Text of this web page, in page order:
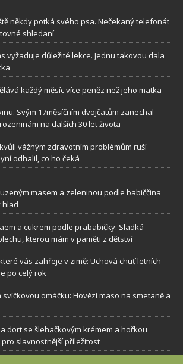
někdy potká svého psa. Nečekaný telefonát
shledaní
vyžaduje důležité lekce. Jednu takovou dala
každý měsíc více peněz než jeho matka
Svým 17měsíčním dvojčatům zanechal
na dalších 30 let života
vážným zdravotním problémům ruší
odhalil, co ho čeká
masem a zeleninou podle babiččina
hlad
a cukrem podle prababičky: Sladká
kterou mám v paměti z dětství
vás zahřeje v zimě: Uchová chuť letních
po celý rok
omáčku: Hovězí maso na smetaně a
dort se šlehačkovým krémem a hořkou
slavnostnější příležitost